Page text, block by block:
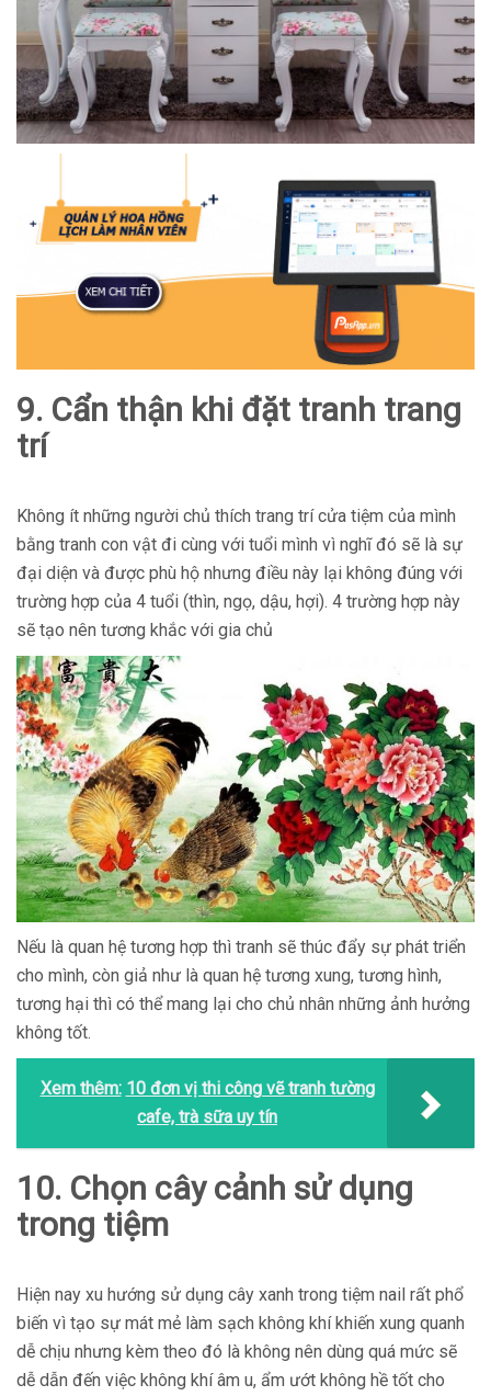
9. Cẩn thận khi đặt tranh trang
trí
Không ít những người chủ thích trang trí cửa tiệm của mình
bằng tranh con vật đi cùng với tuổi mình vì nghĩ đó sẽ là sự
đại diện và được phù hộ nhưng điều này lại không đúng với
trường hợp của 4 tuổi (thìn, ngọ, dậu, hợi). 4 trường hợp này
sẽ tạo nên tương khắc với gia chủ
Nếu là quan hệ tương hợp thì tranh sẽ thúc đẩy sự phát triển
cho mình, còn giả như là quan hệ tương xung, tương hình,
tương hại thì có thể mang lại cho chủ nhân những ảnh hưởng
không tốt.
Xem thêm: 10 đơn vị thi công vẽ tranh tường
cafe, trà sữa uy tín
10. Chọn cây cảnh sử dụng
trong tiệm
Hiện nay xu hướng sử dụng cây xanh trong tiệm nail rất phổ
biến vì tạo sự mát mẻ làm sạch không khí khiến xung quanh
dễ chịu nhưng kèm theo đó là không nên dùng quá mức sẽ
dễ dẫn đến việc không khí âm u, ẩm ướt không hề tốt cho